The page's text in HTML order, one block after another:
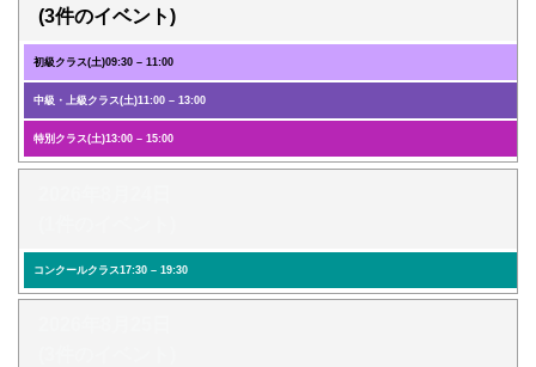
(3件のイベント)
初級クラス(土)09:30 – 11:00
中級・上級クラス(土)11:00 – 13:00
特別クラス(土)13:00 – 15:00
コンクールクラス17:30 – 19:30